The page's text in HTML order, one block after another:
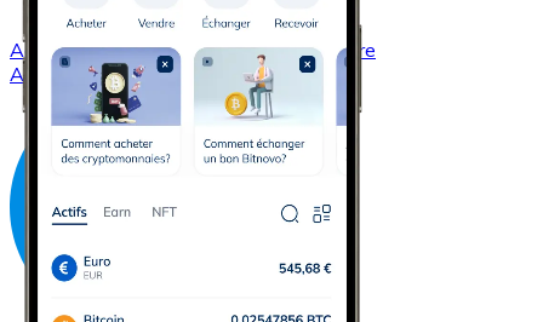
AcheterCardanoavec virement bancaire
ADA